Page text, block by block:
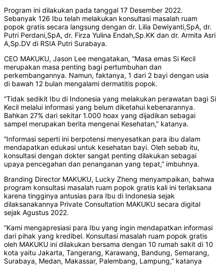
Program ini dilakukan pada tanggal 17 Desember 2022.
Sebanyak 126 Ibu telah melakukan konsultasi masalah ruam
popok gratis secara langsung dengan dr. Lilia Dewiyanti,SpA, dr.
Putri Perdani,SpA, dr. Firza Yulina Endah,Sp.KK dan dr. Armita Asri
A,Sp.DV di RSIA Putri Surabaya.
CEO MAKUKU, Jason Lee mengatakan, “Masa emas Si Kecil
merupakan masa penting bagi pertumbuhan dan
perkembangannya. Namun, faktanya, 1 dari 2 bayi dengan usia
di bawah 12 bulan mengalami dermatitis popok.
“Tidak sedikit Ibu di Indonesia yang melakukan perawatan bagi Si
Kecil melalui informasi yang belum diketahui kebenarannya.
Bahkan 27% dari sekitar 1.000 hoax yang dijadikan sebagai
sampel merupakan berita mengenai Kesehatan,” katanya.
“Informasi seperti ini berpotensi menyesatkan para ibu dalam
mendapatkan edukasi untuk kesehatan bayi. Oleh sebab itu,
konsultasi dengan dokter sangat penting dilakukan sebagai
upaya pencegahan dan penanganan yang tepat,” imbuhnya.
Branding Director MAKUKU, Lucky Zheng menyampaikan, bahwa
program konsultasi masalah ruam popok gratis kali ini terlaksana
karena tingginya antusias para Ibu di Indonesia sejak
dilaksanakannya Private Consultation MAKUKU secara digital
sejak Agustus 2022.
“Kami mengapresiasi para Ibu yang ingin mendapatkan informasi
dari pihak yang kredibel. Konsultasi masalah ruam popok gratis
oleh MAKUKU ini dilakukan bersama dengan 10 rumah sakit di 10
kota yaitu Jakarta, Tangerang, Karawang, Bandung, Semarang,
Surabaya, Medan, Makassar, Palembang, Lampung,” katanya